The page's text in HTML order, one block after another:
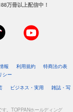
試し読み
キコノユメヲ ― 93
キコノユメヲ ― 94
万冊以上配信中！
報 利用規約
特商法の表
シー
ビジネス・実用
雑誌・写
。TOPPANホールディング